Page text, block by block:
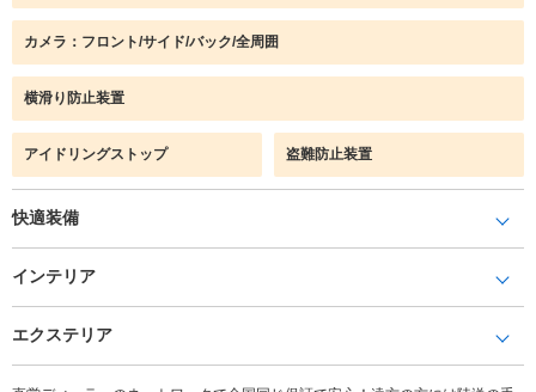
カメラ：フロント/サイド/バック/全周囲
横滑り防止装置
アイドリングストップ 盗難防止装置
快適装備
インテリア
エクステリア